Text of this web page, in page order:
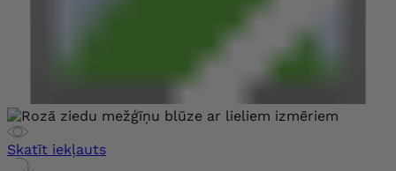
Skatīt iekļauts